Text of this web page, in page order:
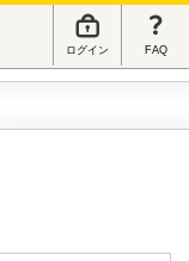
ログイン FAQ